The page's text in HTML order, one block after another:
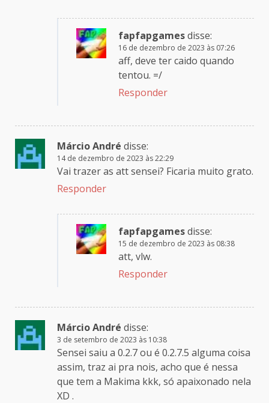
fapfapgamesdisse:
16 de dezembro de 2023 às 07:26
aff, deve ter caido quando
tentou. =/
Responder
Márcio André disse:
14 de dezembro de 2023 às 22:29
Vai trazer as att sensei? Ficaria muito grato.
Responder
fapfapgamesdisse:
15 de dezembro de 2023 às 08:38
att, vlw.
Responder
Márcio André disse:
3 de setembro de 2023 às 10:38
Sensei saiu a 0.2.7 ou é 0.2.7.5 alguma coisa
assim, traz ai pra nois, acho que é nessa
que tem a Makima kkk, só apaixonado nela
XD .